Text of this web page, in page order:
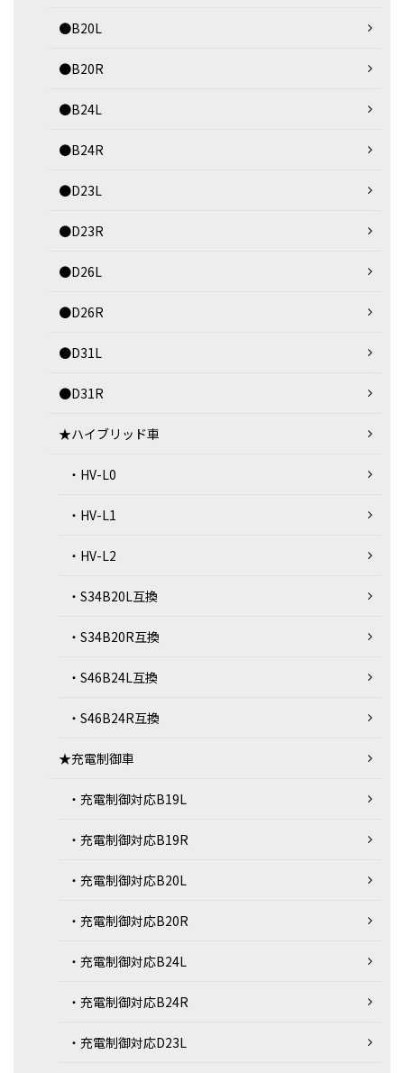
●B20L
●B20R
●B24L
●B24R
●D23L
●D23R
●D26L
●D26R
●D31L
●D31R
★ハイブリッド車
・HV-L0
・HV-L1
・HV-L2
・S34B20L互換
・S34B20R互換
・S46B24L互換
・S46B24R互換
★充電制御車
・充電制御対応B19L
・充電制御対応B19R
・充電制御対応B20L
・充電制御対応B20R
・充電制御対応B24L
・充電制御対応B24R
・充電制御対応D23L